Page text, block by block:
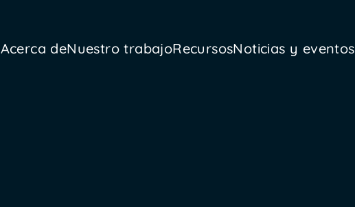
Acerca deNuestro trabajoRecursosNoticias y eventos